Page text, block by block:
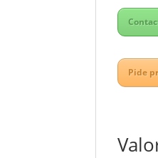
Pide